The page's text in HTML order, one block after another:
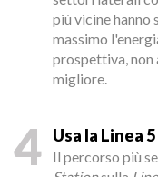
più vicine hanno
massimo
prospettiva, non
migliore.
4 Usa la Linea
Il percorso più